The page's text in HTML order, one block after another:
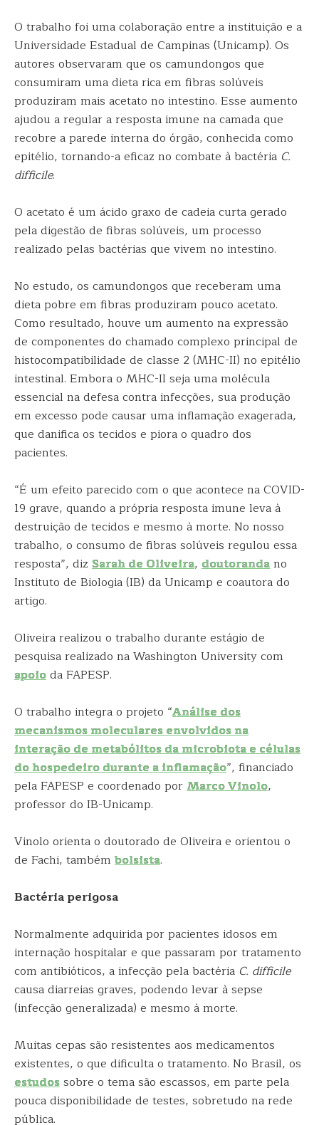
O trabalho foi uma colaboração entre a instituição e a
Universidade Estadual de Campinas (Unicamp). Os
autores observaram que os camundongos que
consumiram uma dieta rica em fibras solúveis
produziram mais acetato no intestino. Esse aumento
ajudou a regular a resposta imune na camada que
recobre a parede interna do órgão, conhecida como
epitélio, tornando-a eficaz no combate à bactéria C.
difficile.
O acetato é um ácido graxo de cadeia curta gerado
pela digestão de fibras solúveis, um processo
realizado pelas bactérias que vivem no intestino.
No estudo, os camundongos que receberam uma
dieta pobre em fibras produziram pouco acetato.
Como resultado, houve um aumento na expressão
de componentes do chamado complexo principal de
histocompatibilidade de classe 2 (MHC-II) no epitélio
intestinal. Embora o MHC-II seja uma molécula
essencial na defesa contra infecções, sua produção
em excesso pode causar uma inflamação exagerada,
que danifica os tecidos e piora o quadro dos
pacientes.
“É um efeito parecido com o que acontece na COVID-
19 grave, quando a própria resposta imune leva à
destruição de tecidos e mesmo à morte. No nosso
trabalho, o consumo de fibras solúveis regulou essa
resposta”, diz Sarah de Oliveira, doutorandano
Instituto de Biologia (IB) da Unicamp e coautora do
artigo.
Oliveira realizou o trabalho durante estágio de
pesquisa realizado na Washington University com
apoioda FAPESP.
O trabalho integra o projeto “Análise dos
mecanismos moleculares envolvidos na
interação de metabólitos da microbiota e células
do hospedeiro durante a inflamação”, financiado
pela FAPESP e coordenado porMarco Vinolo,
professor do IB-Unicamp.
Vinolo orienta o doutorado de Oliveira e orientou o
de Fachi, também bolsista.
Bactéria perigosa
Normalmente adquirida por pacientes idosos em
internação hospitalar e que passaram por tratamento
com antibióticos, a infecção pela bactéria C. difficile
causa diarreias graves, podendo levar à sepse
(infecção generalizada) e mesmo à morte.
Muitas cepas são resistentes aos medicamentos
existentes, o que dificulta o tratamento. No Brasil, os
estudossobre o tema são escassos, em parte pela
pouca disponibilidade de testes, sobretudo na rede
pública.